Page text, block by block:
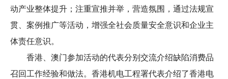
动产业整体提升；注重宣推并举，营造氛围，通过法规宣
贯、案例推广等活动，增强全社会质量安全意识和企业主
体责任意识。
香港、澳门参加活动的代表分别交流介绍缺陷消费品
召回工作经验和做法。香港机电工程署代表介绍了香港电